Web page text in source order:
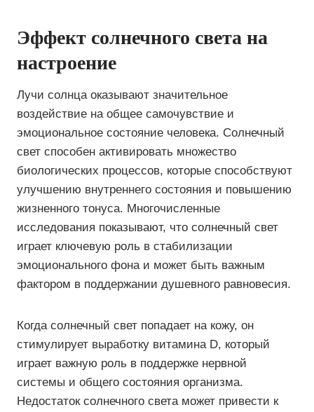
Эффект солнечного света на
настроение
Лучи солнца оказывают значительное
воздействие на общее самочувствие и
эмоциональное состояние человека. Солнечный
свет способен активировать множество
биологических процессов, которые способствуют
улучшению внутреннего состояния и повышению
жизненного тонуса. Многочисленные
исследования показывают, что солнечный свет
играет ключевую роль в стабилизации
эмоционального фона и может быть важным
фактором в поддержании душевного равновесия.
Когда солнечный свет попадает на кожу, он
стимулирует выработку витамина D, который
играет важную роль в поддержке нервной
системы и общего состояния организма.
Недостаток солнечного света может привести к